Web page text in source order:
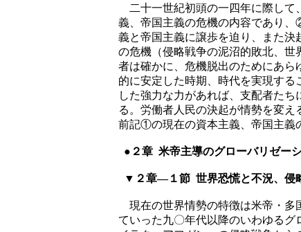
二十一世紀初頭の一四年に際して
義、帝国主義の危機の内容であり
義と帝国主義に譲歩を迫り、また決
の危機（侵略戦争の泥沼的敗北、
者は確かに、危機脱出のためにあ
的に安定した時期、時代を実現す
した強力な力があれば、支配者た
る。労働者人民の決起が情勢を変
前記①の現在の資本主義、帝国主義
●２章 米帝主導のグローバリゼー
▼２章―１節 世界恐慌と不況、侵
現在の世界情勢の特徴は米帝・多
ていった九〇年代以降のいわゆるグ